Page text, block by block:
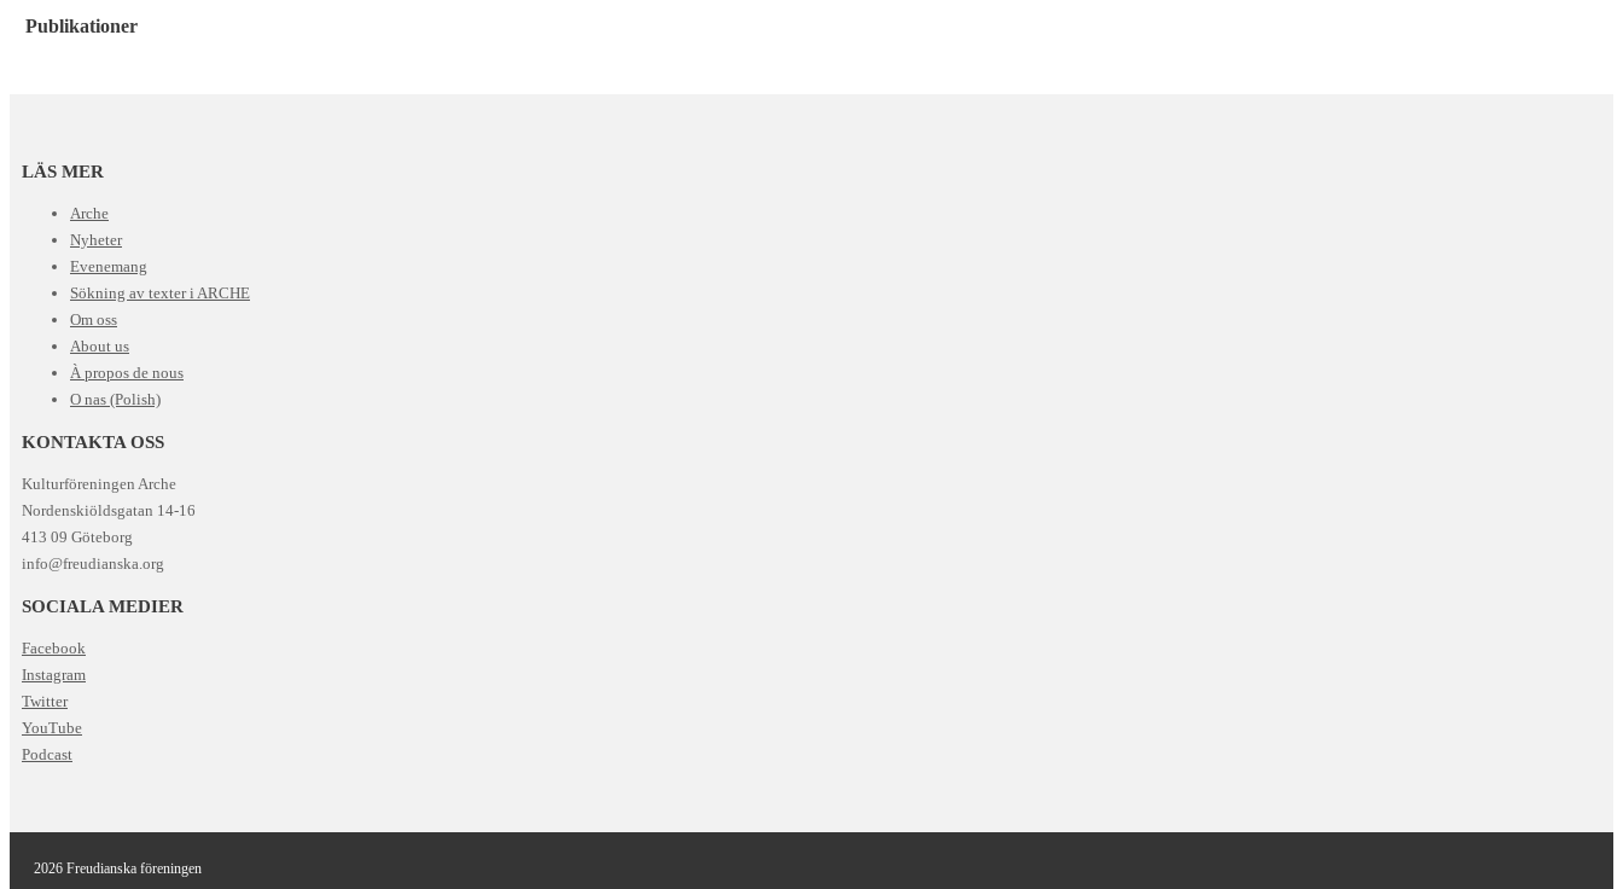
Publikationer
LÄS MER
Arche
Nyheter
Evenemang
Sökning av texter i ARCHE
Om oss
About us
À propos de nous
O nas (Polish)
KONTAKTA OSS
Kulturföreningen Arche
Nordenskiöldsgatan 14-16
413 09 Göteborg
info@freudianska.org
SOCIALA MEDIER
Facebook
Instagram
Twitter
YouTube
Podcast
2026 Freudianska föreningen